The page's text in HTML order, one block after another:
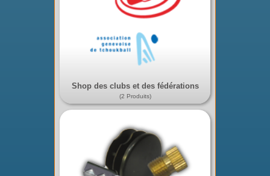
Shop des clubs et des fédérations
(2 Produits)